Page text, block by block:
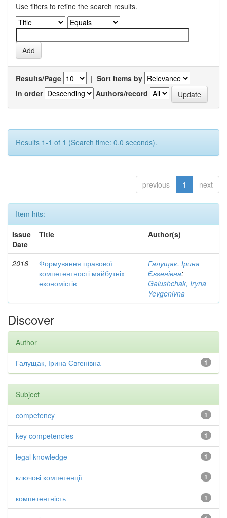
Use filters to refine the search results.
Results/Page | Sort items by
In order
Authors/record
Results 1-1 of 1 (Search time: 0.0 seconds).
previous 1 next
Item hits:
Issue
Date
Title Author(s)
2016
Формування правової
компетентності майбутніх
економістів
Галущак, Ірина
Євгенівна;
Galushchak, Iryna
Yevgenivna
Discover
Author
1
Галущак, Ірина Євгенівна
Subject
1
competency
1
key competencies
1
legal knowledge
1
ключові компетенції
1
компетентність